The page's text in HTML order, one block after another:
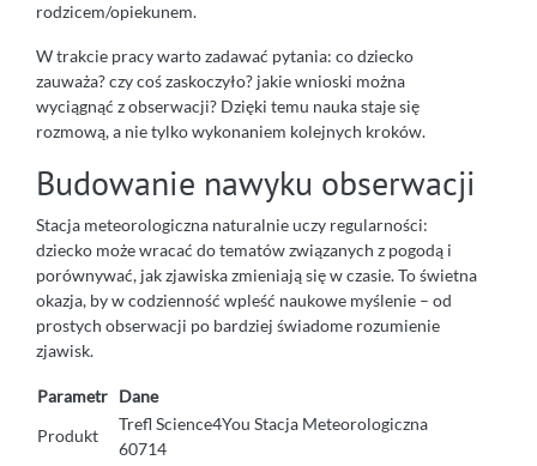
rodzicem/opiekunem.
W trakcie pracy warto zadawać pytania: co dziecko
zauważa? czy coś zaskoczyło? jakie wnioski można
wyciągnąć z obserwacji? Dzięki temu nauka staje się
rozmową, a nie tylko wykonaniem kolejnych kroków.
Budowanie nawyku obserwacji
Stacja meteorologiczna naturalnie uczy regularności:
dziecko może wracać do tematów związanych z pogodą i
porównywać, jak zjawiska zmieniają się w czasie. To świetna
okazja, by w codzienność wpleść naukowe myślenie – od
prostych obserwacji po bardziej świadome rozumienie
zjawisk.
Parametr Dane
Produkt
Trefl Science4You Stacja Meteorologiczna
60714